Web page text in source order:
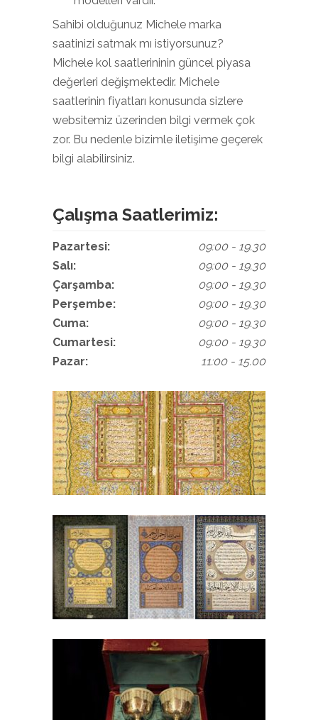
Sahibi olduğunuz Michele marka
saatinizi satmak mı istiyorsunuz?
Michele kol saatlerininin güncel piyasa
değerleri değişmektedir. Michele
saatlerinin fiyatları konusunda sizlere
websitemiz üzerinden bilgi vermek çok
zor. Bu nedenle bizimle iletişime geçerek
bilgi alabilirsiniz.
Çalışma Saatlerimiz:
Pazartesi:
Salı:
Çarşamba:
Perşembe:
Cuma:
Cumartesi:
Pazar:
09:00 - 19.30
09:00 - 19.30
09:00 - 19.30
09:00 - 19.30
09:00 - 19.30
09:00 - 19.30
11:00 - 15.00